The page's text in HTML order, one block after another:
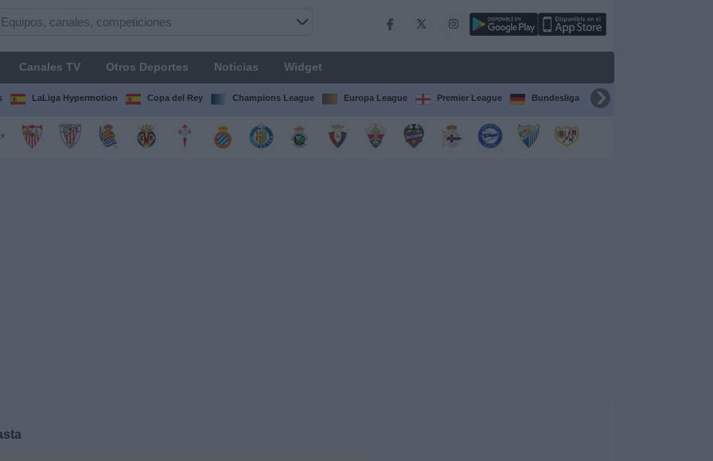
Canales TV Otros Deportes Noticias Widget
LaLiga Hypermotion Copa del Rey Champions League Europa League Premier League Bundesliga Supercopa de España